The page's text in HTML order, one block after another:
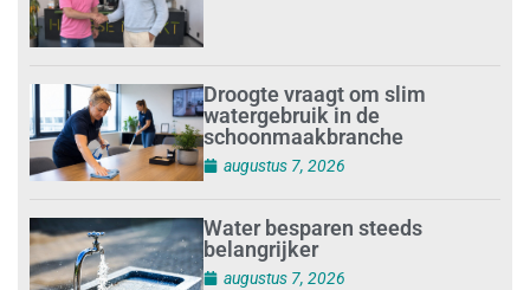
Droogte vraagt om slim
watergebruik in de
schoonmaakbranche
augustus 7, 2026
Water besparen steeds
belangrijker
augustus 7, 2026